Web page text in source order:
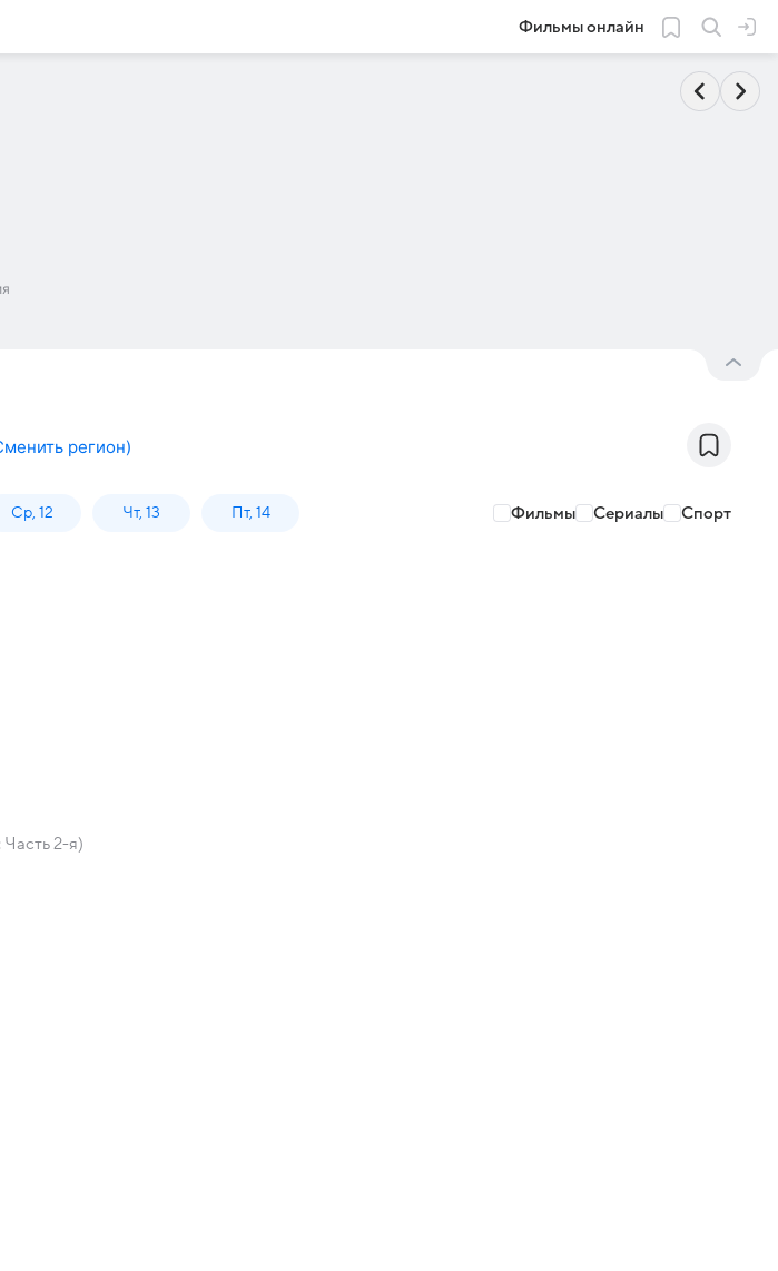
Фильмы онлайн
регион)
Ср, 12 Чт, 13 Пт, 14 Фильмы Сериалы Спорт
2-я)